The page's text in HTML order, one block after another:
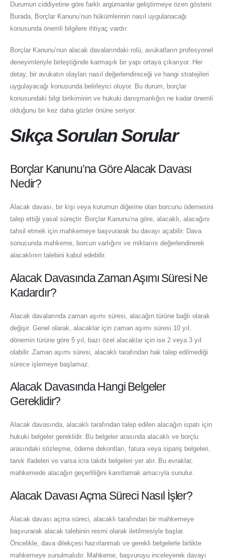
Durumun ciddiyetine göre farklı argümanlar geliştirmeye özen gösterir.
Burada, Borçlar Kanunu’nun hükümlerinin nasıl uygulanacağı
konusunda önemli bilgilere ihtiyaç vardır.
Borçlar Kanunu’nun alacak davalarındaki rolü, avukatların profesyonel
deneyimleriyle birleştiğinde karmaşık bir yapı ortaya çıkarıyor. Her
detay, bir avukatın olayları nasıl değerlendireceği ve hangi stratejileri
uygulayacağı konusunda belirleyici oluyor. Bu durum, borçlar
konusundaki bilgi birikiminin ve hukuki danışmanlığın ne kadar önemli
olduğunu bir kez daha gözler önüne seriyor.
Sıkça Sorulan Sorular
Borçlar Kanunu’na Göre Alacak Davası
Nedir?
Alacak davası, bir kişi veya kurumun diğerine olan borcunu ödemesini
talep ettiği yasal süreçtir. Borçlar Kanunu’na göre, alacaklı, alacağını
tahsil etmek için mahkemeye başvurarak bu davayı açabilir. Dava
sonucunda mahkeme, borcun varlığını ve miktarını değerlendirerek
alacaklının talebini kabul edebilir.
Alacak Davasında Zaman Aşımı Süresi Ne
Kadardır?
Alacak davalarında zaman aşımı süresi, alacağın türüne bağlı olarak
değişir. Genel olarak, alacaklar için zaman aşımı süresi 10 yıl,
dönemin türüne göre 5 yıl, bazı özel alacaklar için ise 2 veya 3 yıl
olabilir. Zaman aşımı süresi, alacaklı tarafından hak talep edilmediği
sürece işlemeye başlamaz.
Alacak Davasında Hangi Belgeler
Gereklidir?
Alacak davasında, alacaklı tarafından talep edilen alacağın ispatı için
hukuki belgeler gereklidir. Bu belgeler arasında alacaklı ve borçlu
arasındaki sözleşme, ödeme dekontları, fatura veya sipariş belgeleri,
tanık ifadeleri ve varsa icra takibi belgeleri yer alır. Bu evraklar,
mahkemede alacağın geçerliliğini kanıtlamak amacıyla sunulur.
Alacak Davası Açma Süreci Nasıl İşler?
Alacak davası açma süreci, alacaklı tarafından bir mahkemeye
başvurarak alacak talebinin resmi olarak iletilmesiyle başlar.
Öncelikle, dava dilekçesi hazırlanmalı ve gerekli belgelerle birlikte
mahkemeye sunulmalıdır. Mahkeme, başvuruyu inceleyerek davayı